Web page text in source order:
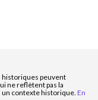
historiques peuvent
ne reflètent pas la
contexte historique. En